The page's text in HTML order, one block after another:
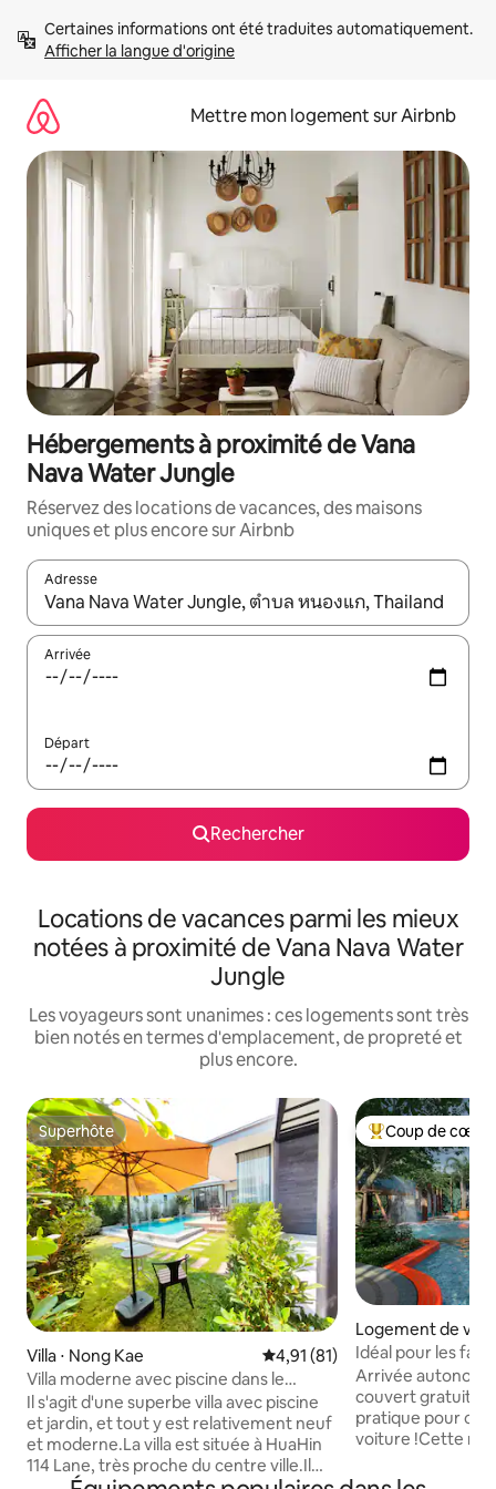
directement
Afficher la langue d'origine
Mettre mon logement sur Airbnb
Hébergements à proximité de Vana
Nava Water Jungle
Réservez des locations de vacances, des maisons
uniques et plus encore sur Airbnb
Adresse
Lorsque les résultats s'affichent, utilisez les flèches vers le
Arrivée
Départ
Rechercher
Locations de vacances parmi les mieux
notées à proximité de Vana Nava Water
Jungle
Les voyageurs sont unanimes : ces logements sont très
bien notés en termes d'emplacement, de propreté et
plus encore.
Superhôte
Superhôte
Villa ⋅ Nong Kae Évaluation moyenne sur la
4,91 (81)
Villa moderne avec piscine dans le
centre-ville de HuaHin (Villa confortable
de 450 m², emplacement idéal dans le
centre-ville, proche de la plage, des
centres commerciaux et du marché
nocturne)
Il s'agit d'une superbe villa avec piscine
et jardin, et tout y est relativement neuf
et moderne.La villa est située à HuaHin
114 Lane, très proche du centre ville.Il
Coups de cœur
Coup de cœur
Logement de
ng Kae
Idéal pour les
double + lit bébé,
disponible /
parking gratuit | À
plage | Deux
Arrivée
couvert gratuit,
pratique pour
voiture !Cette
accessible : vous